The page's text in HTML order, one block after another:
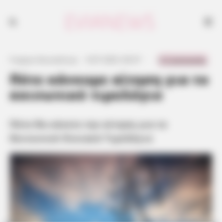
Πότε κάνουμε αίτηση για το
κοινωνικό τιμολόγιο
Πότε θα κάνετε την αίτηση για το